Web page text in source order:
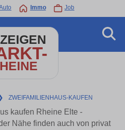
Immo Job
ZWEIFAMILIENHAUS-KAUFEN
kaufen Rheine Elte -
Nähe finden auch von privat